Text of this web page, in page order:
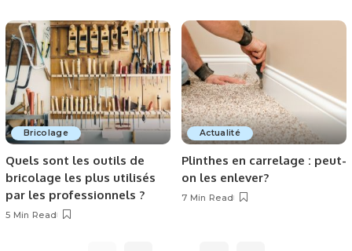
Bricolage
Quels sont les outils de
bricolage les plus utilisés
par les professionnels ?
5 Min Read
Actualité
Plinthes en carrelage : peut-
on les enlever?
7 Min Read